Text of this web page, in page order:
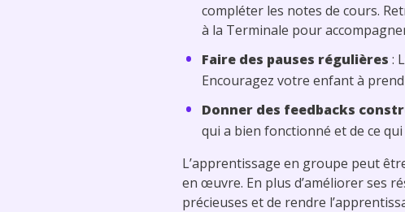
compléter les notes de cours.
à la Terminale pour
Faire des pauses régulières :
Encouragez votre enfant à
Donner des feedbacks
qui a bien fonctionné et de ce
L’apprentissage en groupe peut
en œuvre. En plus d’améliorer ses
précieuses et de rendre